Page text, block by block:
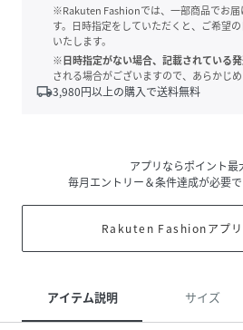
※Rakuten Fashionでは、一部商品でお届
す。日時指定をしていただくと、ご希望
いたします。
※日時指定がない場合、記載されている
される場合がございますので、あらかじめ
local_shipping3,980円以上の購入で送料無料
アプリならポイント最
毎月エントリー＆条件達成が必要で
Rakuten Fashionアプリ
アイテム説明 サイズ